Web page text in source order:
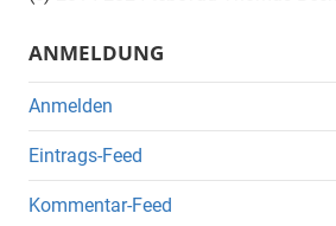
ANMELDUNG
Anmelden
Eintrags-Feed
Kommentar-Feed